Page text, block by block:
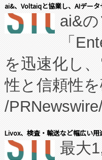
たNeXは、
従来のフェ
に、患者や
キー方式で
す。FCCM‑
患者にとっ
ai&、Voltaiqと協業し、AIデー
ai&
「
を迅速化し
性と信頼性
/
会社エーア
President原
Livox、検査・輸送など幅広い
最大